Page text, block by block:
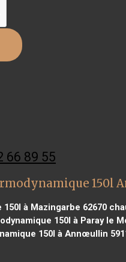
66 89 55
150l
à Mazingarbe 62670
150l à Paray le
150l à Annœullin